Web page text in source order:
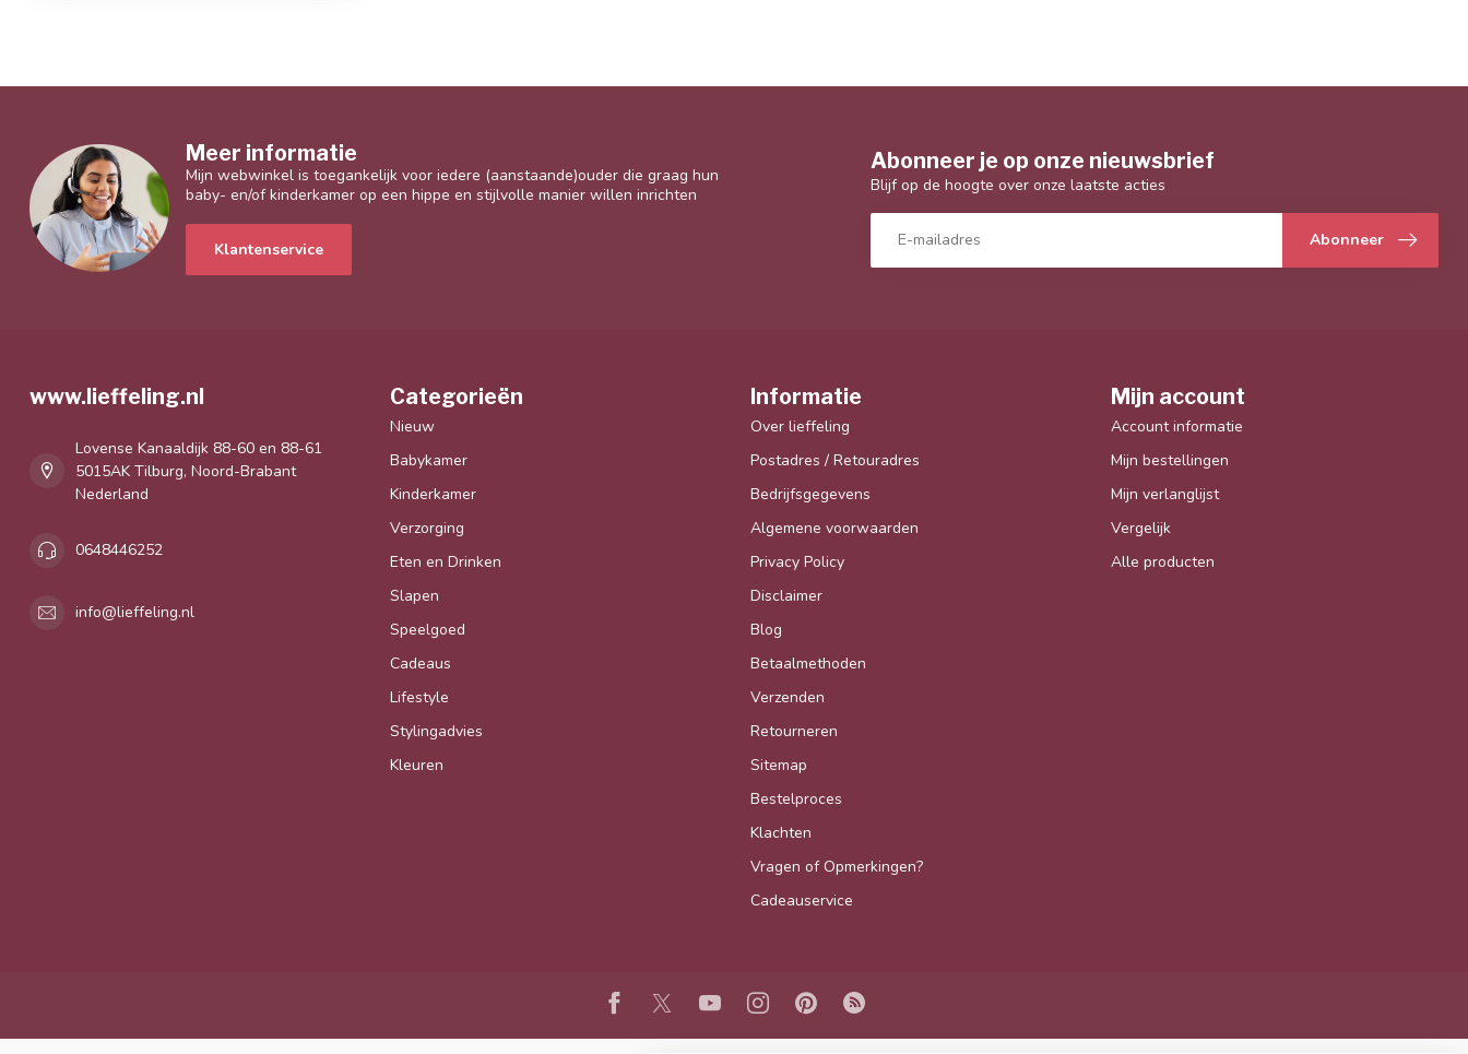
Meer informatie
Mijn webwinkel is toegankelijk voor iedere (aanstaande)ouder die graag hun
baby- en/of kinderkamer op een hippe en stijlvolle manier willen inrichten
Klantenservice
Abonneer je op onze nieuwsbrief
Blijf op de hoogte over onze laatste acties
Abonneer
www.lieffeling.nl
Lovense Kanaaldijk 88-60 en 88-61
5015AK Tilburg, Noord-Brabant
Nederland
0648446252
info@lieffeling.nl
Categorieën
Nieuw
Babykamer
Kinderkamer
Verzorging
Eten en Drinken
Slapen
Speelgoed
Cadeaus
Lifestyle
Stylingadvies
Kleuren
Informatie
Over lieffeling
Postadres / Retouradres
Bedrijfsgegevens
Algemene voorwaarden
Privacy Policy
Disclaimer
Blog
Betaalmethoden
Verzenden
Retourneren
Sitemap
Bestelproces
Klachten
Vragen of Opmerkingen?
Cadeauservice
Mijn account
Account informatie
Mijn bestellingen
Mijn verlanglijst
Vergelijk
Alle producten